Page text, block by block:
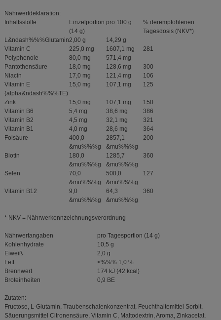
Nährwertdeklaration:
Inhaltsstoffe
Einzelportion
(14 g)
pro 100 g
% derempfohlenen
Tagesdosis (NKV*)
L&ndash%%%Glutamin2,00 g
14,29 g
Vitamin C
225,0 mg 1607,1 mg
281
Polyphenole
80,0 mg
571,4 mg
Pantothensäure
18,0 mg 128,6 mg
300
Niacin
17,0 mg 121,4 mg
106
Vitamin E
(alpha&ndash%%%TE)
15,0 mg 107,1 mg 125
Zink 15,0 mg 107,1 mg
150
Vitamin B6
5,4 mg 38,6 mg
386
Vitamin B2
4,5 mg 32,1 mg
321
Vitamin B1
4,0 mg 28,6 mg
364
Folsäure
400,0
&mu%%%g
2857,1
&mu%%%g
200
Biotin
180,0
&mu%%%g
1285,7
&mu%%%g
360
Selen
70,0
&mu%%%g
500,0
&mu%%%g
127
Vitamin B12
9,0
&mu%%%g
64,3
&mu%%%g
360
* NKV = Nährwerkennzeichnungsverordnung
Nährwertangaben
pro Tagesportion (14 g)
Kohlenhydrate
10,5 g
Eiweiß
2,0 g
Fett
<%%% 1,0 %
Brennwert
174 kJ (42 kcal)
Broteinheiten
0,9 BE
Zutaten:
Fructose, L-Glutamin, Traubenschalenkonzentrat, Feuchthaltemittel Sorbit,
Säuerungsmittel Citronensäure, Vitamin C, Maltodextrin, Aroma, Zinkacetat,